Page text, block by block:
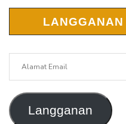
Langganan